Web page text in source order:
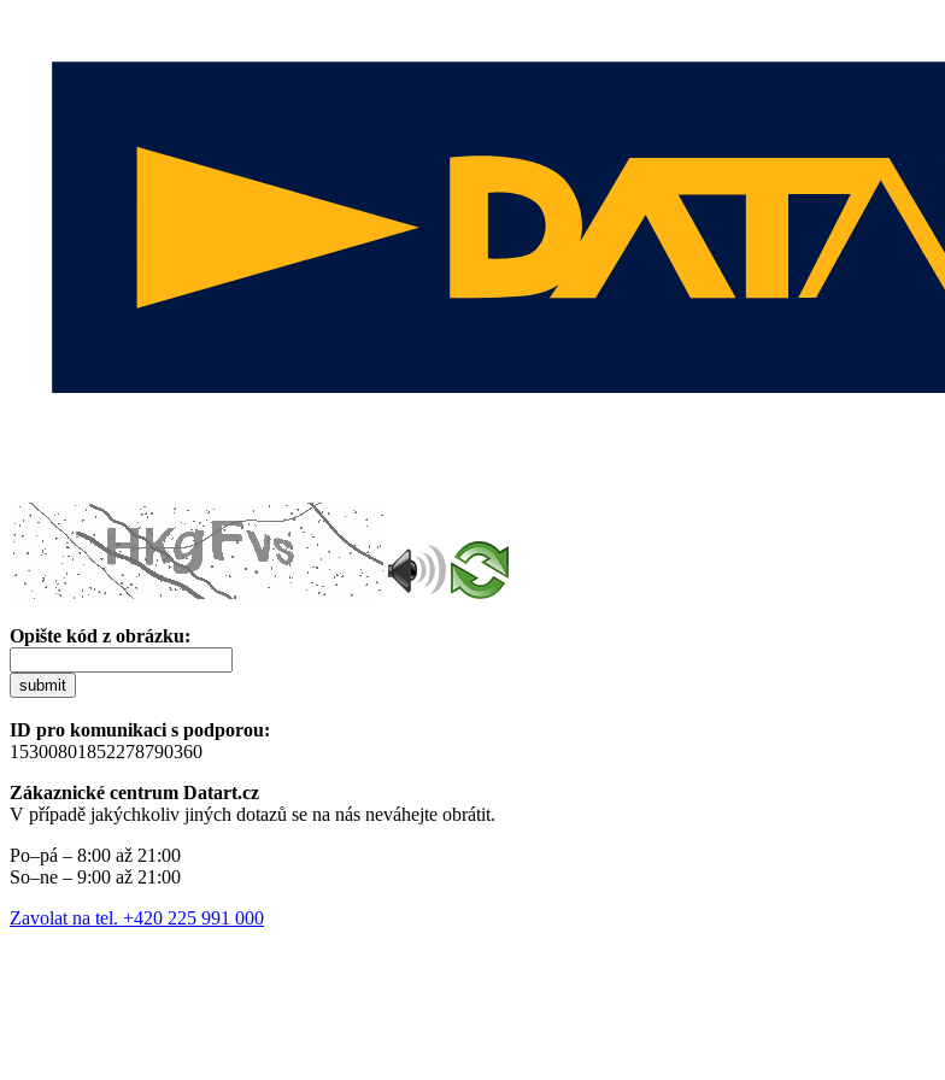
Opište kód z obrázku:
submit
ID pro komunikaci s podporou:
15300801852278790360
Zákaznické centrum Datart.cz
V případě jakýchkoliv jiných dotazů se na nás neváhejte obrátit.
Po–pá – 8:00 až 21:00
So–ne – 9:00 až 21:00
Zavolat na tel. +420 225 991 000